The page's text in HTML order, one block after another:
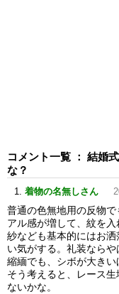
コメント一覧 ： 結婚
な？
着物の名無しさん
普通の色無地用の反物
アル感が増して、紋を
紗なども基本的にはお
い気がする。礼装ならや
縮緬でも、シボが大きい
そう考えると、レース
ないかな。